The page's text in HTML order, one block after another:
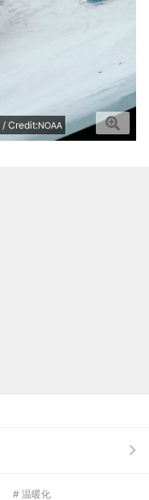
/ Credit:NOAA
# 温暖化